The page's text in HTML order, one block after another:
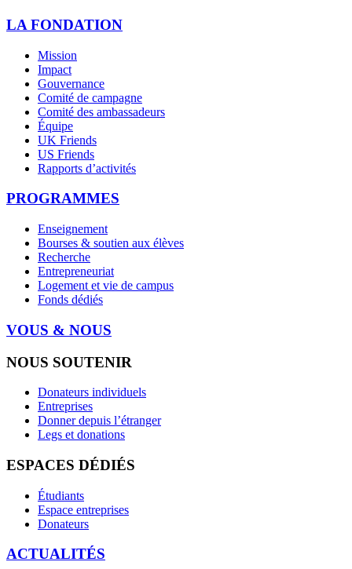
LA FONDATION
Mission
Impact
Gouvernance
Comité de campagne
Comité des ambassadeurs
Équipe
UK Friends
US Friends
Rapports d’activités
PROGRAMMES
Enseignement
Bourses & soutien aux élèves
Recherche
Entrepreneuriat
Logement et vie de campus
Fonds dédiés
VOUS & NOUS
NOUS SOUTENIR
Donateurs individuels
Entreprises
Donner depuis l’étranger
Legs et donations
ESPACES DÉDIÉS
Étudiants
Espace entreprises
Donateurs
ACTUALITÉS